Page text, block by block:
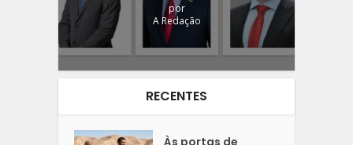
por
A Redação
RECENTES